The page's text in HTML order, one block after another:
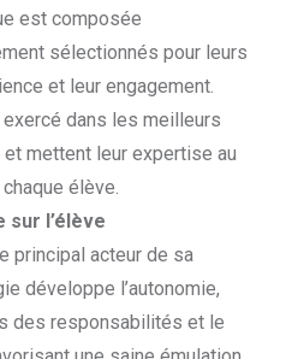
est composée
sélectionnés pour leurs
et leur engagement.
dans les meilleurs
mettent leur expertise au
élève.
sur l’élève
principal acteur de sa
développe l’autonomie,
des responsabilités et le